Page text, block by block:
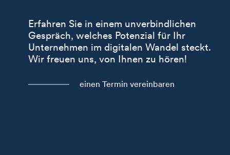
Erfahren Sie in einem unverbindlichen
Gespräch, welches Potenzial für Ihr
Unternehmen im digitalen Wandel steckt.
Wir freuen uns, von Ihnen zu hören!
einen Termin vereinbaren